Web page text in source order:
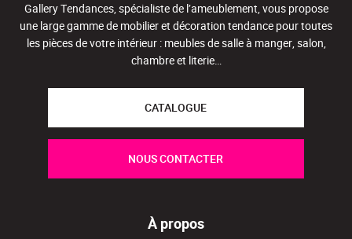
Gallery Tendances, spécialiste de l’ameublement, vous propose
une large gamme de mobilier et décoration tendance pour toutes
les pièces de votre intérieur : meubles de salle à manger, salon,
chambre et literie…
CATALOGUE
NOUS CONTACTER
À propos